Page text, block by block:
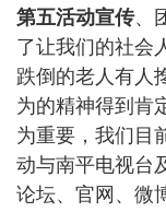
第五活动宣传、
了让我们的社会
跌倒的老人有人
为的精神得到肯
为重要，我们目
动与南平电视台
论坛、官网、微